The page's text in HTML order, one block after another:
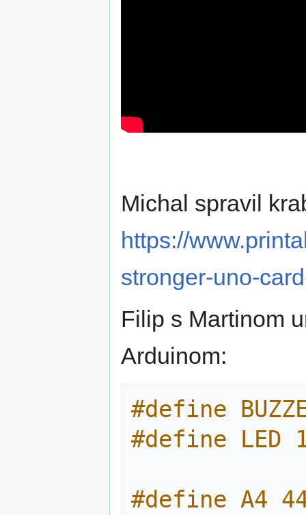
Michal spravil
https://
stronger-uno-
Filip s Martinom
Arduinom:
#define
#define LED
#define A4